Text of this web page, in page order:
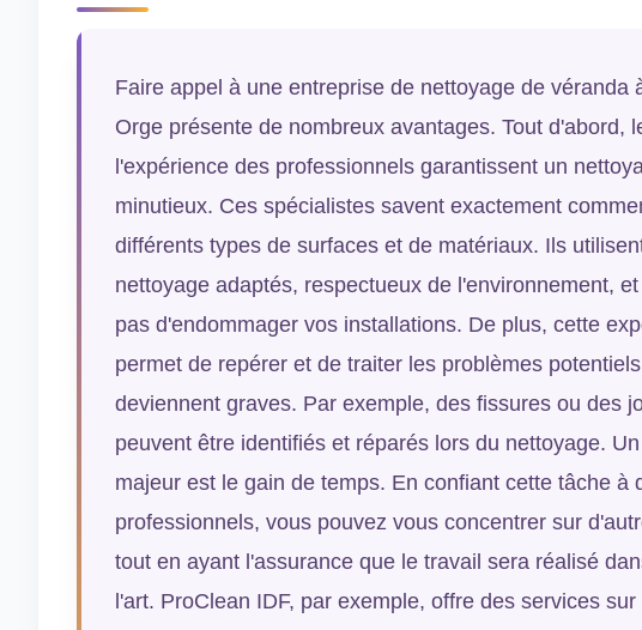
Faire appel à une entreprise de nettoyage de véranda
Orge présente de nombreux avantages. Tout d'abord,
l'expérience des professionnels garantissent un
minutieux. Ces spécialistes savent exactement
différents types de surfaces et de matériaux. Ils
nettoyage adaptés, respectueux de l'environnement,
pas d'endommager vos installations. De plus, cette
permet de repérer et de traiter les problèmes
deviennent graves. Par exemple, des fissures ou des
peuvent être identifiés et réparés lors du nettoyage.
majeur est le gain de temps. En confiant cette tâche à
professionnels, vous pouvez vous concentrer sur
tout en ayant l'assurance que le travail sera réalisé
l'art. ProClean IDF, par exemple, offre des services